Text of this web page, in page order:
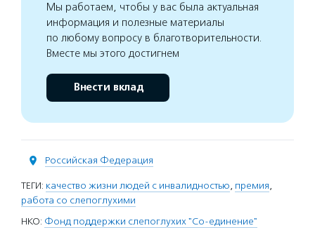
Мы работаем, чтобы у вас была актуальная
информация и полезные материалы
по любому вопросу в благотворительности.
Вместе мы этого достигнем
Внести вклад
Российская Федерация
ТЕГИ: качество жизни людей с инвалидностью, премия,
работа со слепоглухими
НКО: Фонд поддержки слепоглухих "Со-единение"